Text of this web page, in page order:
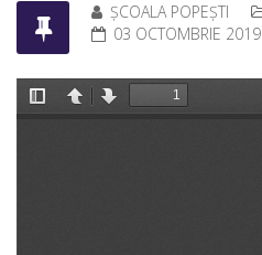
ȘCOALA POPEȘTI
03 OCTOMBRIE 2019